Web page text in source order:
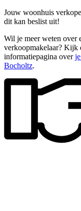
Jouw woonhuis
dit kan beslist uit!
Wil je meer weten over
verkoopmakelaar? Kijk
informatiepagina over
Bocholtz.